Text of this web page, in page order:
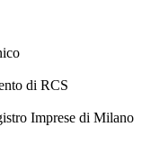
di RCS
Imprese di Milano